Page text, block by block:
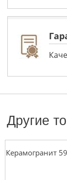
Другие
Керамогранит